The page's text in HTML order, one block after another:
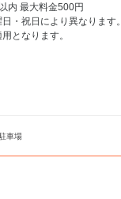
内 最大料金500円
・祝日により異なります。
となります。
車場